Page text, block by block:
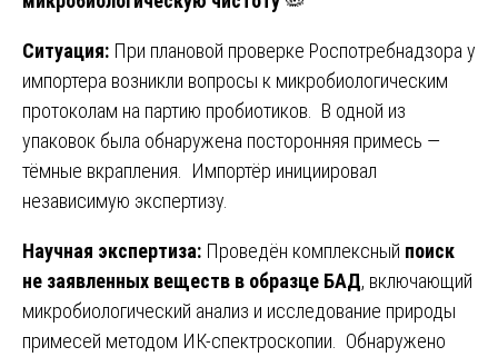
Ситуация: При плановой проверке Роспотребнадзора у
импортера возникли вопросы к микробиологическим
протоколам на партию пробиотиков. В одной из
упаковок была обнаружена посторонняя примесь —
тёмные вкрапления. Импортёр инициировал
независимую экспертизу.
Научная экспертиза: Проведён комплексный поиск
не заявленных веществ в образце БАД, включающий
микробиологический анализ и исследование природы
примесей методом ИК-спектроскопии. Обнаружено